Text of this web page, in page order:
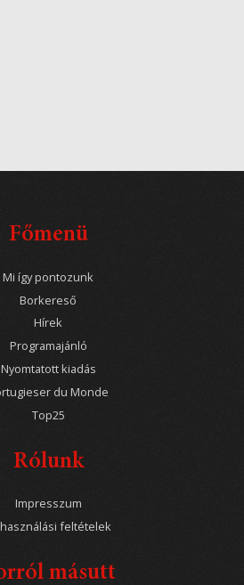
Főmenü
Mi így pontozunk
Borkereső
Hírek
Programajánló
Nyomtatott kiadás
du Monde
Top25
Rólunk
Impresszum
feltételek
másutt